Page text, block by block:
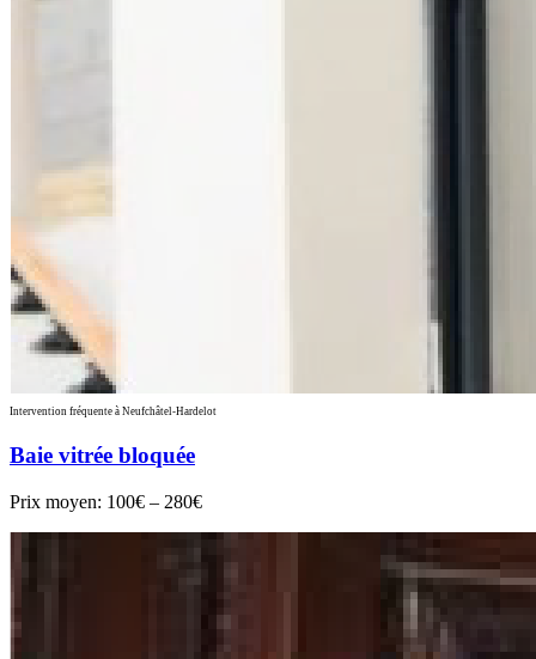
Intervention fréquente à Neufchâtel-Hardelot
Baie vitrée bloquée
Prix moyen: 100€ – 280€